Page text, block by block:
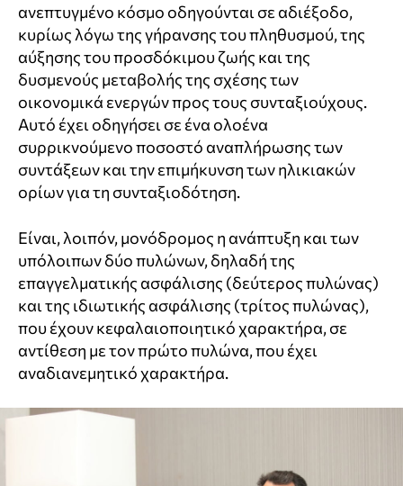
ανεπτυγμένο κόσμο οδηγούνται σε αδιέξοδο,
κυρίως λόγω της γήρανσης του πληθυσμού, της
αύξησης του προσδόκιμου ζωής και της
δυσμενούς μεταβολής της σχέσης των
οικονομικά ενεργών προς τους συνταξιούχους.
Αυτό έχει οδηγήσει σε ένα ολοένα
συρρικνούμενο ποσοστό αναπλήρωσης των
συντάξεων και την επιμήκυνση των ηλικιακών
ορίων για τη συνταξιοδότηση.
Είναι, λοιπόν, μονόδρομος η ανάπτυξη και των
υπόλοιπων δύο πυλώνων, δηλαδή της
επαγγελματικής ασφάλισης (δεύτερος πυλώνας)
και της ιδιωτικής ασφάλισης (τρίτος πυλώνας),
που έχουν κεφαλαιοποιητικό χαρακτήρα, σε
αντίθεση με τον πρώτο πυλώνα, που έχει
αναδιανεμητικό χαρακτήρα.